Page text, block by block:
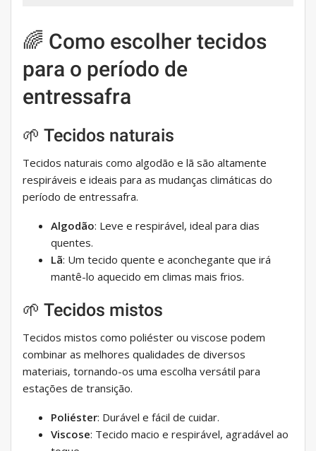
🌈 Como escolher tecidos
para o período de
entressafra
🌱 Tecidos naturais
Tecidos naturais como algodão e lã são altamente
respiráveis ​​e ideais para as mudanças climáticas do
período de entressafra.
Algodão: Leve e respirável, ideal para dias
quentes.
Lã: Um tecido quente e aconchegante que irá
mantê-lo aquecido em climas mais frios.
🌱 Tecidos mistos
Tecidos mistos como poliéster ou viscose podem
combinar as melhores qualidades de diversos
materiais, tornando-os uma escolha versátil para
estações de transição.
Poliéster: Durável e fácil de cuidar.
Viscose: Tecido macio e respirável, agradável ao